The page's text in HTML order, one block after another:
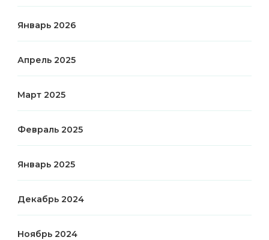
Январь 2026
Апрель 2025
Март 2025
Февраль 2025
Январь 2025
Декабрь 2024
Ноябрь 2024